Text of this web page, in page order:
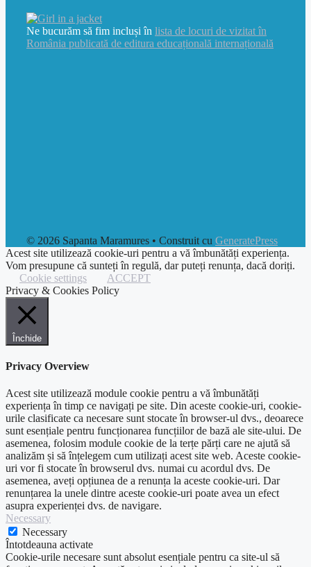
Ne bucurăm să fim incluși în lista de locuri de vizitat în
România publicată de editura educațională internațională
© 2026 Sapanta Maramures • Construit cu GeneratePress
Acest site utilizează cookie-uri pentru a vă îmbunătăți experiența.
Vom presupune că sunteți în regulă, dar puteți renunța, dacă doriți.
Cookie settings
ACCEPT
Privacy & Cookies Policy
Închide
Privacy Overview
Acest site utilizează module cookie pentru a vă îmbunătăți
experiența în timp ce navigați pe site. Din aceste cookie-uri, cookie-
urile clasificate ca necesare sunt stocate în browser-ul dvs., deoarece
sunt esențiale pentru funcționarea funcțiilor de bază ale site-ului. De
asemenea, folosim module cookie de la terțe părți care ne ajută să
analizăm și să înțelegem cum utilizați acest site web. Aceste cookie-
uri vor fi stocate în browserul dvs. numai cu acordul dvs. De
asemenea, aveți opțiunea de a renunța la aceste cookie-uri. Dar
renunțarea la unele dintre aceste cookie-uri poate avea un efect
asupra experienței dvs. de navigare.
Necessary
Necessary
Întotdeauna activate
Cookie-urile necesare sunt absolut esențiale pentru ca site-ul să